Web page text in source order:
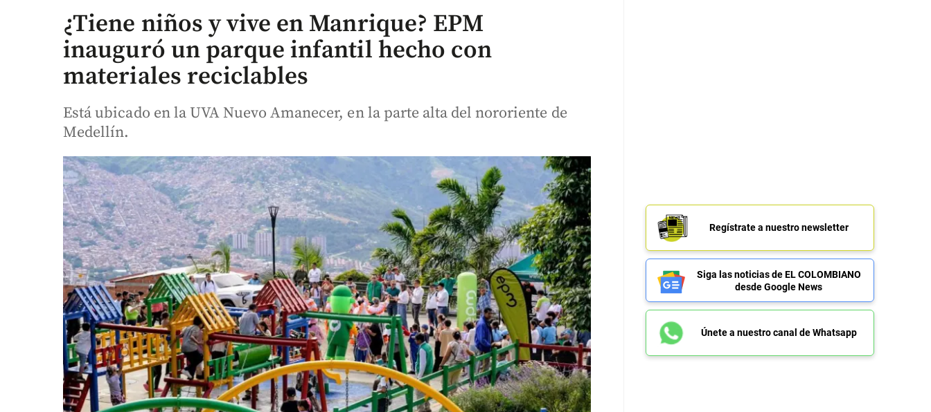
¿Tiene niños y vive en Manrique? EPM
inauguró un parque infantil hecho con
materiales reciclables
Está ubicado en la UVA Nuevo Amanecer, en la parte alta del nororiente de
Medellín.
Regístrate a nuestro newsletter
Siga las noticias de EL COLOMBIANO
desde Google News
Únete a nuestro canal de Whatsapp